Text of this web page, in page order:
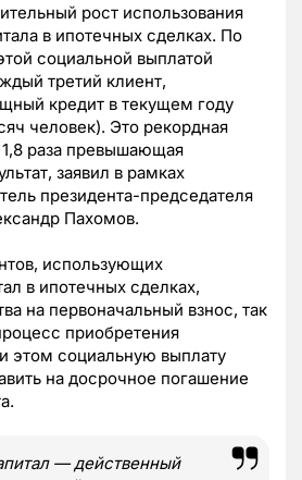
рост использования
в ипотечных сделках. По
социальной выплатой
третий клиент,
кредит в текущем году
человек). Это рекордная
раза превышающая
заявил в рамках
президента-председателя
Пахомов.
использующих
в ипотечных сделках,
на первоначальный взнос, так
приобретения
этом социальную выплату
на досрочное погашение
— действенный